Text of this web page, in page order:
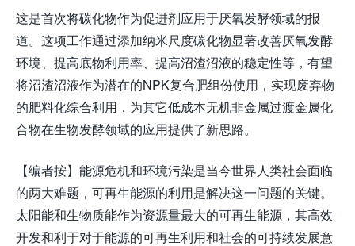
这是首次将碳化物作为促进剂应用于厌氧发酵领域的报
道。这项工作通过添加纳米尺度碳化物显著改善厌氧发酵
环境、提高底物利用率、提高沼渣沼液的稳定性等，有望
将沼渣沼液作为潜在的NPK复合肥组份使用，实现废弃物
的肥料化综合利用，为其它低成本无机非金属过渡金属化
合物在生物发酵领域的应用提供了新思路。
【编者按】能源危机和环境污染是当今世界人类社会面临
的两大难题，可再生能源的利用是解决这一问题的关键。
太阳能和生物质能作为资源量最大的可再生能源，其高效
开发和利于对于能源的可再生利用和社会的可持续发展意